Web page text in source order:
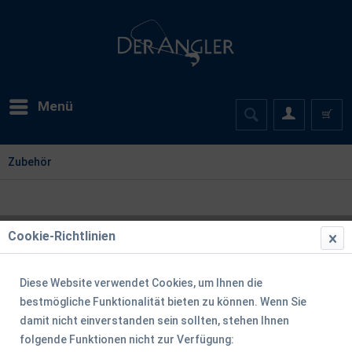
Menü
Zubehör
Cookie-Richtlinien
Diese Website verwendet Cookies, um Ihnen die
bestmögliche Funktionalität bieten zu können. Wenn Sie
damit nicht einverstanden sein sollten, stehen Ihnen
folgende Funktionen nicht zur Verfügung: